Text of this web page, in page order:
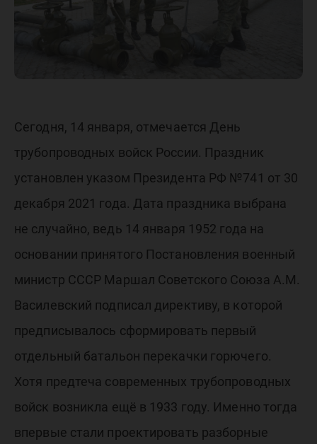
Сегодня, 14 января, отмечается День
трубопроводных войск России. Праздник
установлен указом Президента РФ №741 от 30
декабря 2021 года. Дата праздника выбрана
не случайно, ведь 14 января 1952 года на
основании принятого Постановления военный
министр СССР Маршал Советского Союза А.М.
Василевский подписал директиву, в которой
предписывалось сформировать первый
отдельный батальон перекачки горючего.
Хотя предтеча современных трубопроводных
войск возникла ещё в 1933 году. Именно тогда
впервые стали проектировать разборные